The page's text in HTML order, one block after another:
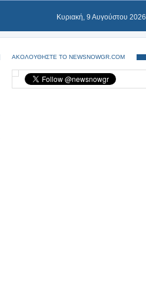
Κυριακή, 9 Αυγούστου 2026
ΑΚΟΛΟΥΘΗΣΤΕ ΤΟ NEWSNOWGR.COM